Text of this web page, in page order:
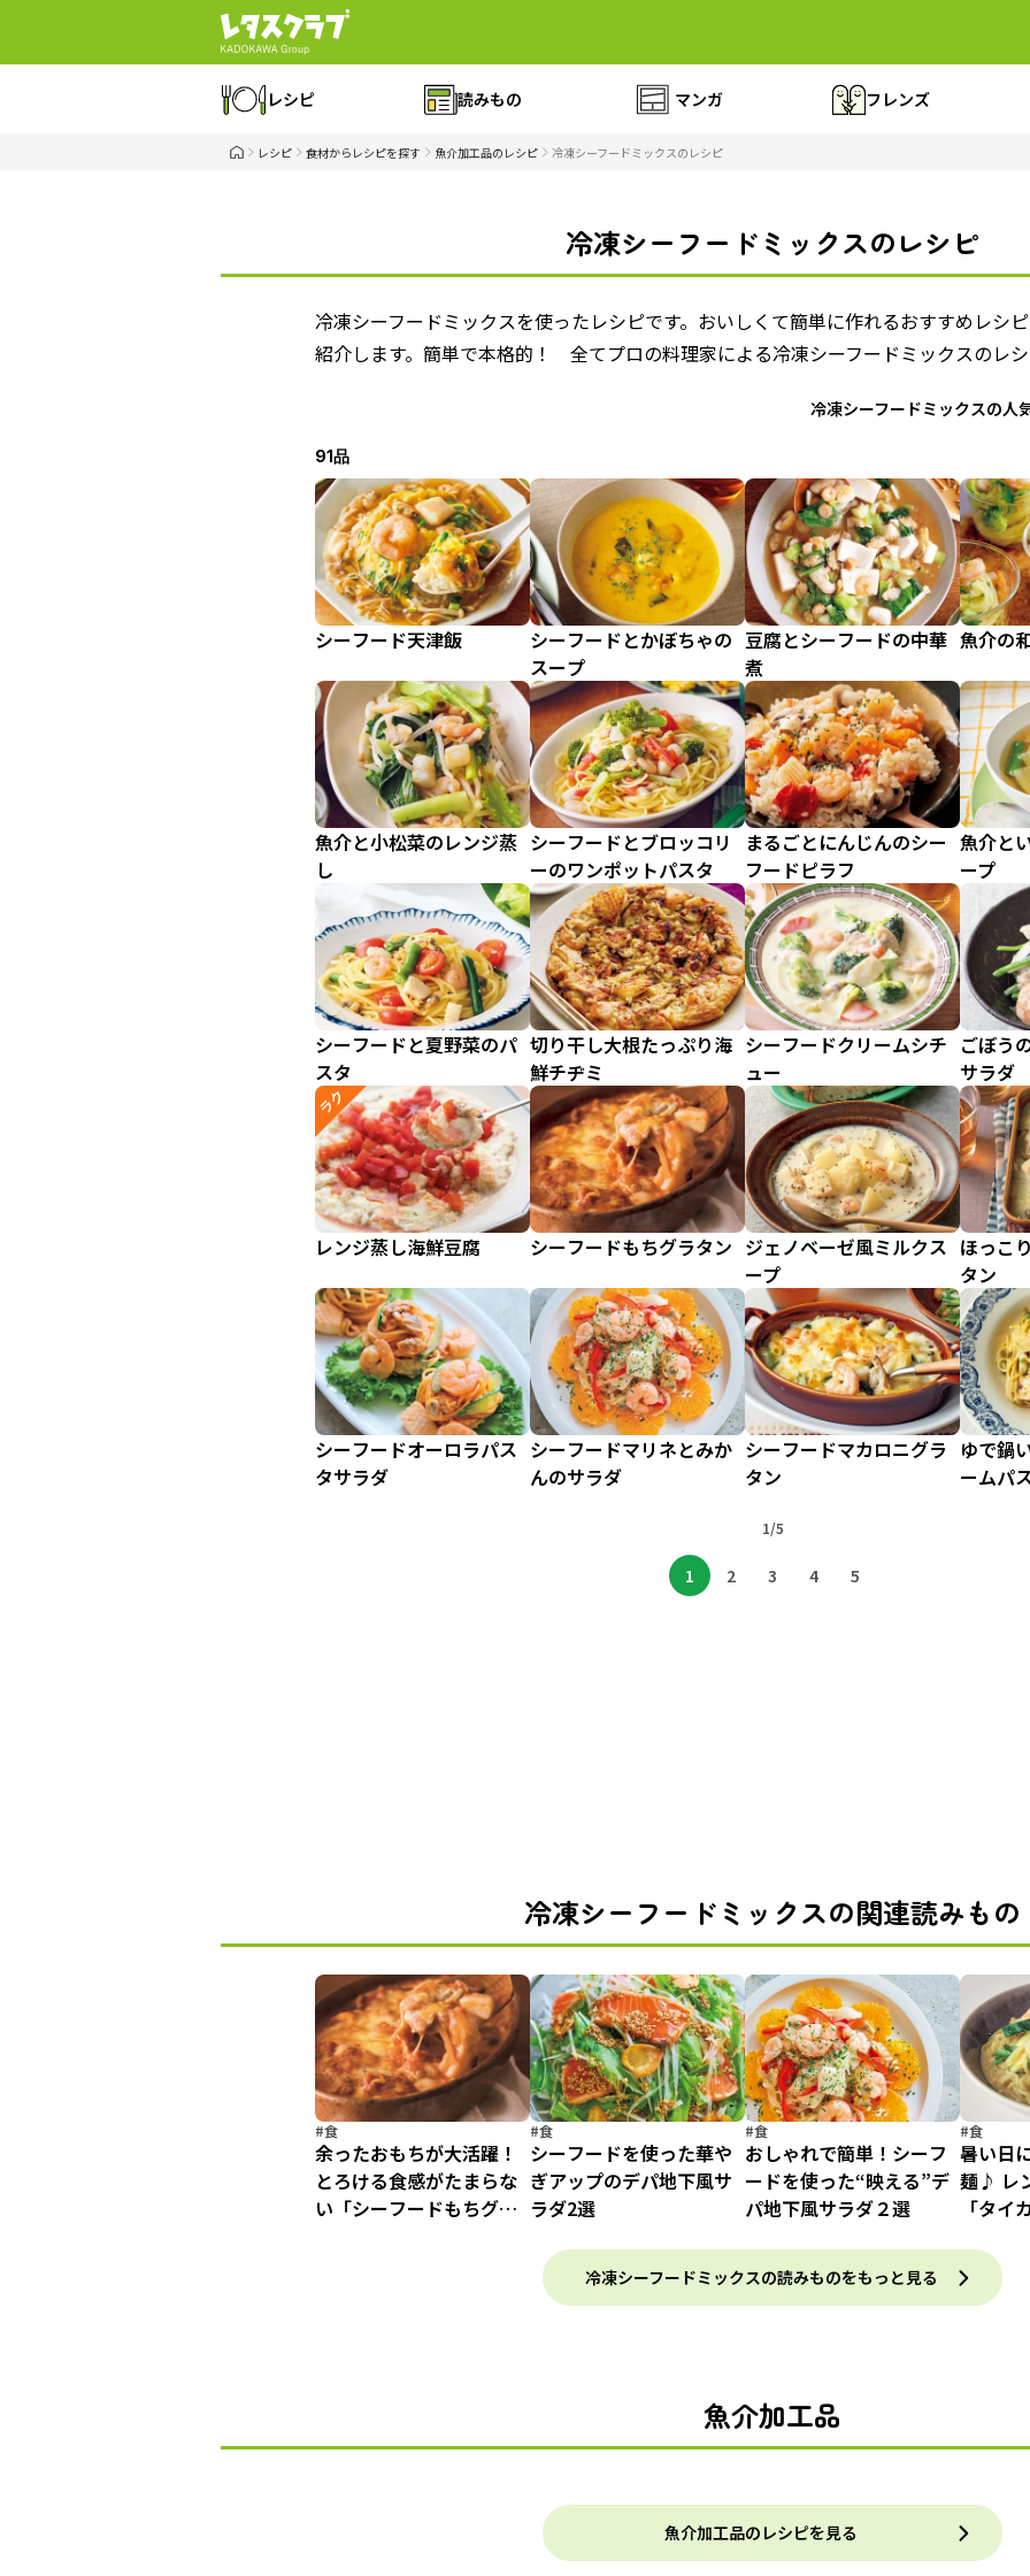
レシピ 読みもの マンガ フレンズ
レシピ 食材からレシピを探す 魚介加工品のレシピ 冷凍シーフードミックスのレシピ
冷凍シーフードミックスのレシピ
冷凍シーフードミックスを使ったレシピです。おいしくて簡単に作れるおすすめレシ
紹介します。簡単で本格的！ 全てプロの料理家による冷凍シーフードミックスのレ
冷凍シーフードミックスの人
91品
シーフード天津飯
シーフードとかぼちゃの
スープ
豆腐とシーフードの中華
煮
魚介の
魚介と小松菜のレンジ蒸
し
シーフードとブロッコリ
ーのワンポットパスタ
まるごとにんじんのシー
フードピラフ
魚介と
ープ
シーフードと夏野菜のパ
スタ
切り干し大根たっぷり海
鮮チヂミ
シーフードクリームシチ
ュー
ごぼう
サラダ
ラク
レンジ蒸し海鮮豆腐 シーフードもちグラタン ジェノベーゼ風ミルクス
ープ
ほっこ
タン
シーフードオーロラパス
タサラダ
シーフードマリネとみか
んのサラダ
シーフードマカロニグラ
タン
ゆで鍋
ームパ
1/5
1 2 3 4 5
冷凍シーフードミックスの関連読みもの
#食
余ったおもちが大活躍！
とろける食感がたまらな
い「シーフードもちグラ
#食
シーフードを使った華や
ぎアップのデパ地下風サ
ラダ2選
#食
おしゃれで簡単！シーフ
ードを使った“映える”デ
パ地下風サラダ２選
#食
暑い日
麺♪ レ
「タイ
冷凍シーフードミックスの読みものをもっと見る
魚介加工品
魚介加工品のレシピを見る